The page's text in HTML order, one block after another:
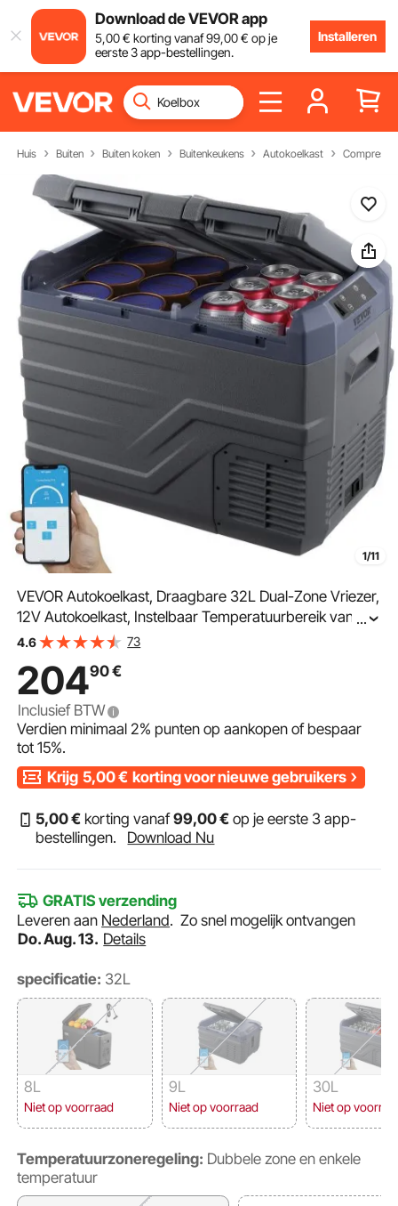
Download de VEVOR app
5,00€ korting vanaf99,00€ op je
eerste 3 app-bestellingen.
Installeren
Huis Buiten Buiten koken Buitenkeukens Autokoelkast
1/11
VEVOR Autokoelkast, Draagbare 32L Dual-Zone Vriezer,
12V Autokoelkast, Instelbaar Temperatuurbereik van
-4℉ tot 68℉, 12/24V DC en 100-240V AC Compressor
...
4.6 73
20490€
Inclusief BTW
Verdien minimaal2% punten op aankopen of bespaar
tot15%.
Krijg 5,00€ korting voor nieuwe gebruikers
5,00€ korting vanaf99,00€ op je eerste 3 app-
bestellingen.
Download Nu
GRATIS verzending
Leveren aan Nederland.Zo snel mogelijk ontvangen
Do. Aug. 13. Details
specificatie: 32L
8L
Niet op voorraad
9L
Niet op voorraad
30L
Niet op
Temperatuurzoneregeling: Dubbele zone en enkele
temperatuur